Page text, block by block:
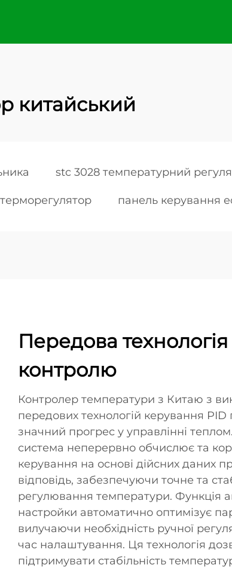
китайський
stc 3028 температурний
панель керування
Передова
контролю
Контролер температури з Китаю з
передових технологій керування PID
значний прогрес у управлінні
система неперервно обчислює та
керування на основі дійсних даних
відповідь, забезпечуючи точне та
регулювання температури. Функція
настройки автоматично оптимізує
вилучаючи необхідність ручної
час налаштування. Ця технологія
підтримувати стабільність